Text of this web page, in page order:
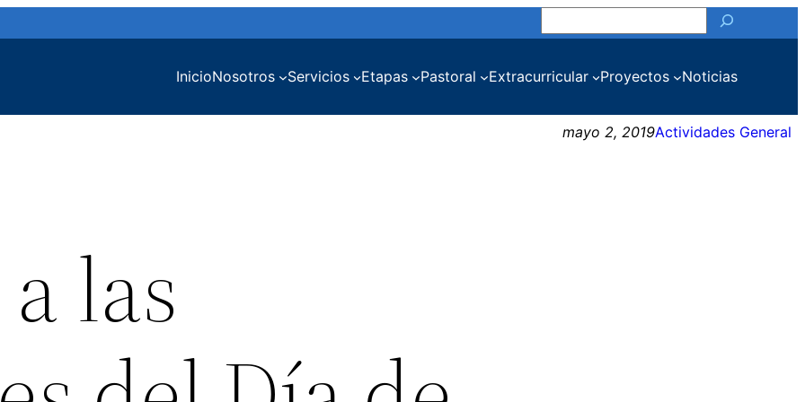
InicioNosotros Servicios Etapas Pastoral Extracurricular Proyectos Noticias
mayo 2, 2019Actividades General
las